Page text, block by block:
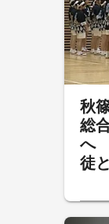
秋
総
へ
徒